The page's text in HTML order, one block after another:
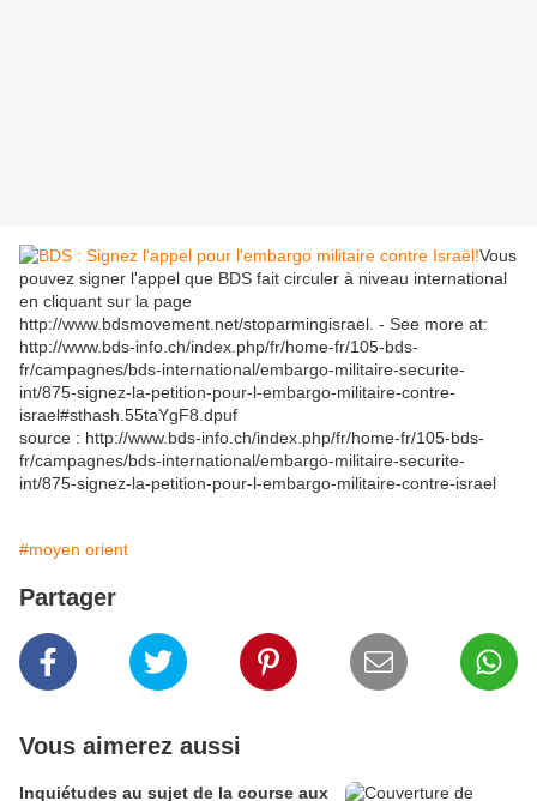
Vous
pouvez signer l'appel que BDS fait circuler à niveau international
en cliquant sur la page
http://www.bdsmovement.net/stoparmingisrael. - See more at:
http://www.bds-info.ch/index.php/fr/home-fr/105-bds-
fr/campagnes/bds-international/embargo-militaire-securite-
int/875-signez-la-petition-pour-l-embargo-militaire-contre-
israel#sthash.55taYgF8.dpuf
source : http://www.bds-info.ch/index.php/fr/home-fr/105-bds-
fr/campagnes/bds-international/embargo-militaire-securite-
int/875-signez-la-petition-pour-l-embargo-militaire-contre-israel
#moyen orient
Partager
Vous aimerez aussi
Inquiétudes au sujet de la course aux